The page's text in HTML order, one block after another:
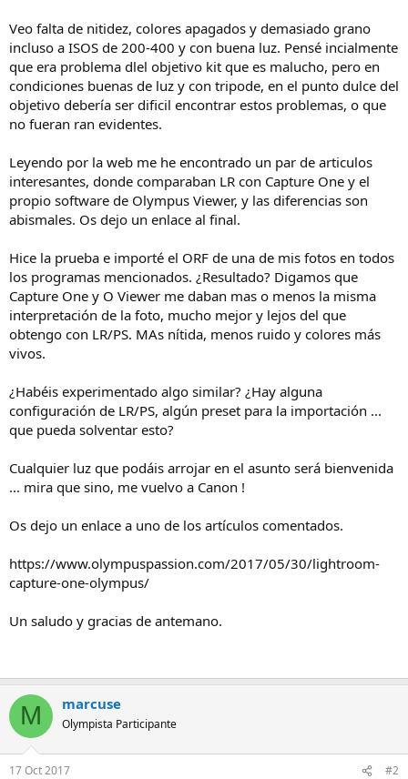
Veo falta de nitidez, colores apagados y demasiado grano
incluso a ISOS de 200-400 y con buena luz. Pensé incialmente
que era problema dlel objetivo kit que es malucho, pero en
condiciones buenas de luz y con tripode, en el punto dulce del
objetivo debería ser dificil encontrar estos problemas, o que
no fueran ran evidentes.
Leyendo por la web me he encontrado un par de articulos
interesantes, donde comparaban LR con Capture One y el
propio software de Olympus Viewer, y las diferencias son
abismales. Os dejo un enlace al final.
Hice la prueba e importé el ORF de una de mis fotos en todos
los programas mencionados. ¿Resultado? Digamos que
Capture One y O Viewer me daban mas o menos la misma
interpretación de la foto, mucho mejor y lejos del que
obtengo con LR/PS. MAs nítida, menos ruido y colores más
vivos.
¿Habéis experimentado algo similar? ¿Hay alguna
configuración de LR/PS, algún preset para la importación ...
que pueda solventar esto?
Cualquier luz que podáis arrojar en el asunto será bienvenida
... mira que sino, me vuelvo a Canon !
Os dejo un enlace a uno de los artículos comentados.
https://www.olympuspassion.com/2017/05/30/lightroom-
capture-one-olympus/
Un saludo y gracias de antemano.
M marcuse
Olympista Participante
17 Oct 2017 #2